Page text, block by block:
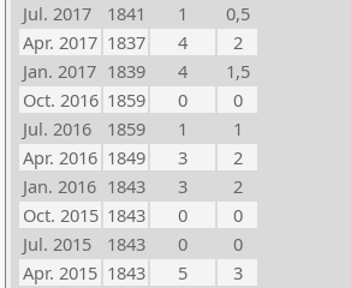
Jul. 2017
1841 1
0,5
Apr. 2017 1837 4
2
Jan. 2017 1839 4
1,5
Oct. 2016 1859 0
0
Jul. 2016
1859 1
1
Apr. 2016 1849 3
2
Jan. 2016 1843 3
2
Oct. 2015 1843 0
0
Jul. 2015
1843 0
0
Apr. 2015 1843 5
3